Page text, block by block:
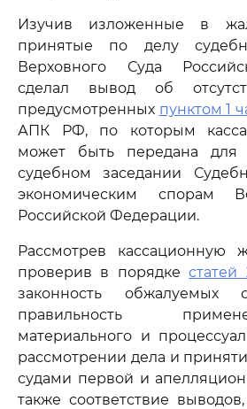
Изучив изложенные в
принятые по делу
Верховного Суда
сделал вывод об
предусмотренных пунктом 1
АПК РФ, по которым
может быть передана для
судебном заседании
экономическим спорам
Российской Федерации.
Рассмотрев кассационную
проверив в порядкестатей
законность обжалуемых
правильность
материального и
рассмотрении дела и
судами первой и
также соответствие